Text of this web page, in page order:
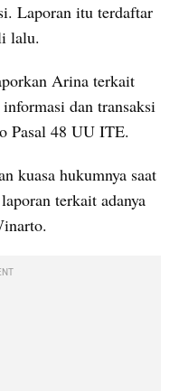
Laporan itu terdaftar
lalu.
Arina terkait
dan transaksi
Pasal 48 UU ITE.
kuasa hukumnya saat
terkait adanya